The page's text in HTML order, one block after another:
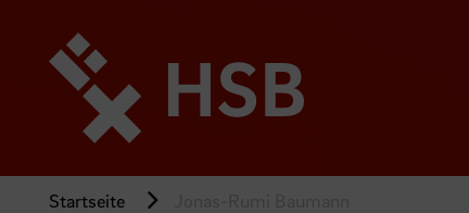
Seiteninhalt
springen
Startseite